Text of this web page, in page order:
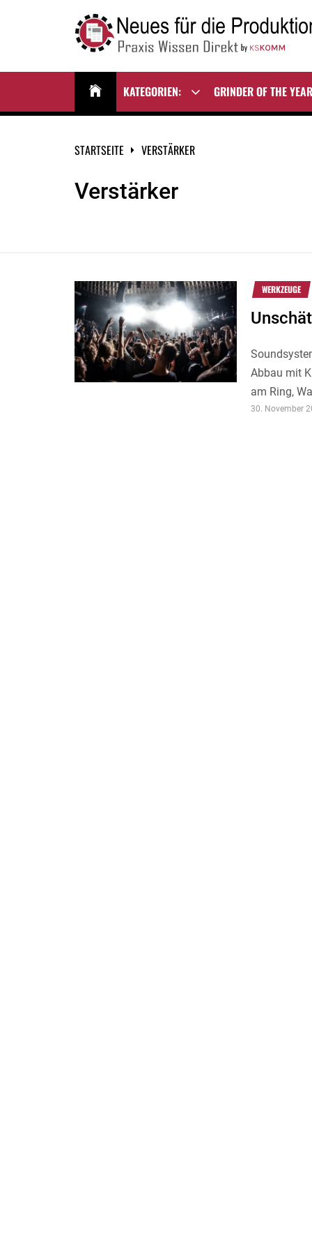
NEUES FÜR DIE
PRODUKTION
KATEGORIEN:
Show
menu
GRINDER OF THE YEAR
STARTSEITE VERSTÄRKER
Verstärker
WERKZEUGE
Abbau mit
am Ring,
30. November